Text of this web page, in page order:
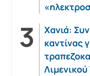
Χανιά:
καντίνας